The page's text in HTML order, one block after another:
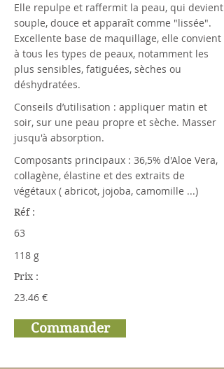
Elle repulpe et raffermit la peau, qui devient
souple, douce et apparaît comme "lissée".
Excellente base de maquillage, elle convient
à tous les types de peaux, notamment les
plus sensibles, fatiguées, sèches ou
déshydratées.
Conseils d’utilisation : appliquer matin et
soir, sur une peau propre et sèche. Masser
jusqu'à absorption.
Composants principaux : 36,5% d'Aloe Vera,
collagène, élastine et des extraits de
végétaux ( abricot, jojoba, camomille ...)
Réf :
63
118 g
Prix :
23.46 €
Commander